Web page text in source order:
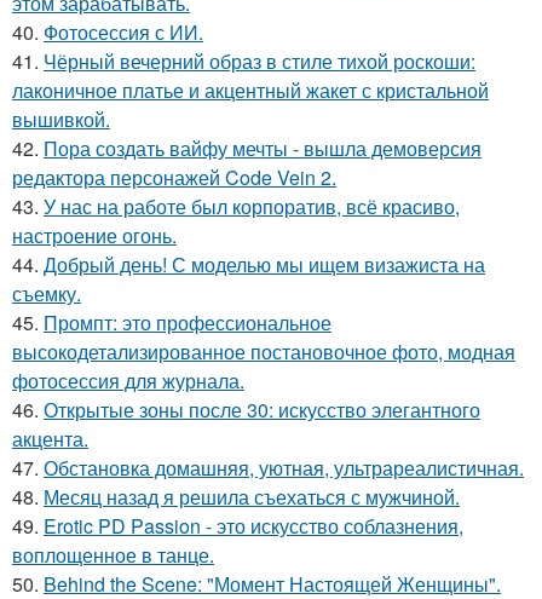
40. Фотосессия с ИИ.
41. Чёрный вечерний образ в стиле тихой роскоши:
лаконичное платье и акцентный жакет с кристальной
вышивкой.
42. Пора создать вайфу мечты - вышла демоверсия
редактора персонажей Code Vein 2.
43. У нас на работе был корпоратив, всё красиво,
настроение огонь.
44. Добрый день! С моделью мы ищем визажиста на
съемку.
45. Промпт: это профессиональное
высокодетализированное постановочное фото, модная
фотосессия для журнала.
46. Открытые зоны после 30: искусство элегантного
акцента.
47. Обстановка домашняя, уютная, ультрареалистичная.
48. Месяц назад я решила съехаться с мужчиной.
49. Erotic PD Passion - это искусство соблазнения,
воплощенное в танце.
50. Behind the Scene: "Момент Настоящей Женщины".